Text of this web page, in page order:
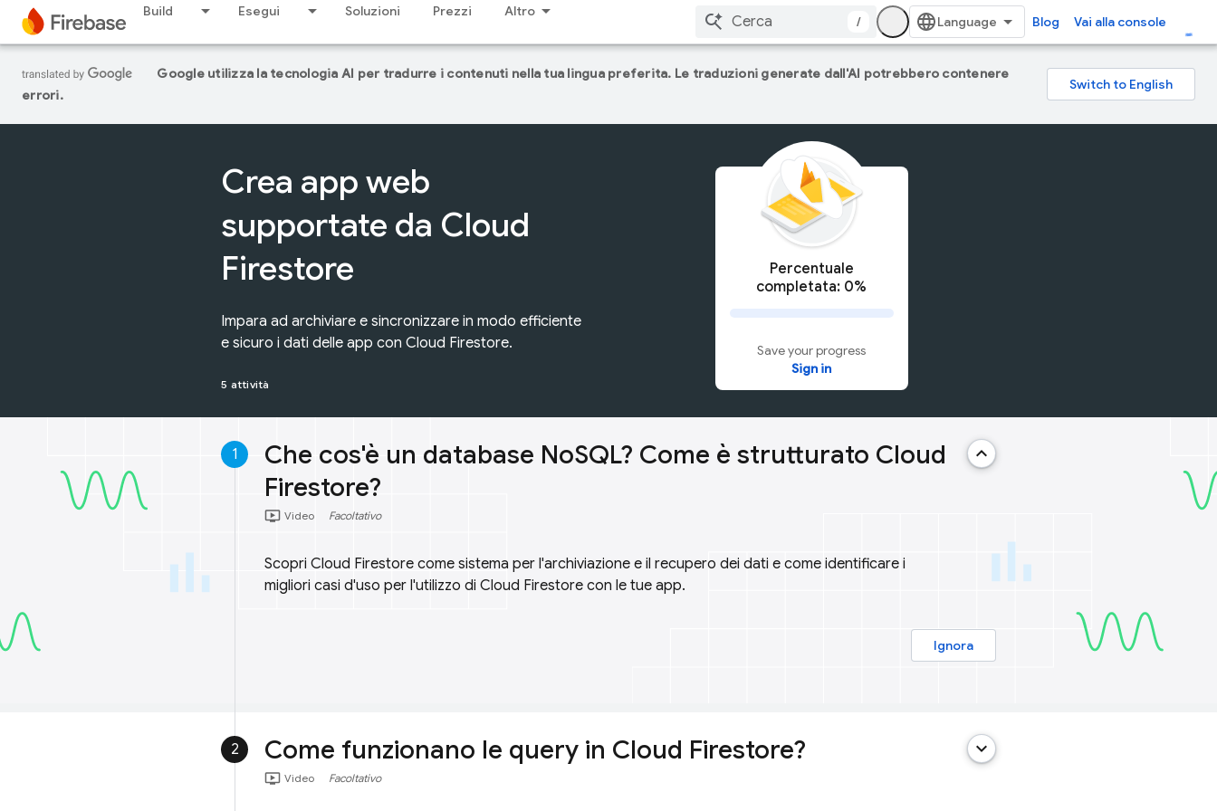
Build Esegui Soluzioni Prezzi Altro
/ Blog Vai alla console
Google utilizza la tecnologia AI per tradurre i contenuti nella tua lingua preferita. Le traduzioni generate dall'AI potrebbero contenere
errori.
Crea app web
supportate da Cloud
Firestore
Impara ad archiviare e sincronizzare in modo efficiente
e sicuro i dati delle app con Cloud Firestore.
5 attività
Percentuale
completata: 0%
Save your progress
Sign in
1
Che cos'è un database NoSQL? Come è strutturato Cloud
Firestore?
keyboard_arrow_up
ondemand_video Video Facoltativo
Scopri Cloud Firestore come sistema per l'archiviazione e il recupero dei dati e come identificare i
migliori casi d'uso per l'utilizzo di Cloud Firestore con le tue app.
Ignora
2 Come funzionano le query in Cloud Firestore? keyboard_arrow_down
ondemand_video Video Facoltativo